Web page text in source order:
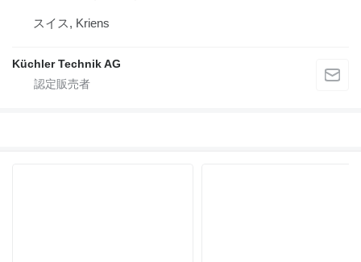
スイス, Kriens
Küchler Technik AG